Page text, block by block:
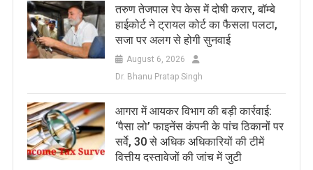
तरुण तेजपाल रेप केस में दोषी करार, बॉम्बे
हाईकोर्ट ने ट्रायल कोर्ट का फैसला पलटा,
सजा पर अलग से होगी सुनवाई
August 6, 2026
Dr. Bhanu Pratap Singh
आगरा में आयकर विभाग की बड़ी कार्रवाई:
‘पैसा लो’ फाइनेंस कंपनी के पांच ठिकानों पर
सर्वे, 30 से अधिक अधिकारियों की टीमें
वित्तीय दस्तावेजों की जांच में जुटी